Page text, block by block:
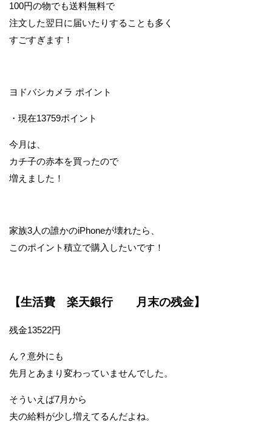
100円の物でも送料無料で
注文した翌日に届いたりすることも多く
すごすぎます！
ヨドバシカメラ ポイント
・現在13759ポイント
今月は、
カチ子の赤本を買ったので
増えました！
家族3人の誰かのiPhoneが壊れたら、
このポイント積立で購入したいです！
【生活費 楽天銀行 月末の残金】
残金13522円
ん？意外にも
先月とあまり変わっていませんでした。
そういえば7月から
夫の給料が少し増えてるんだよね。